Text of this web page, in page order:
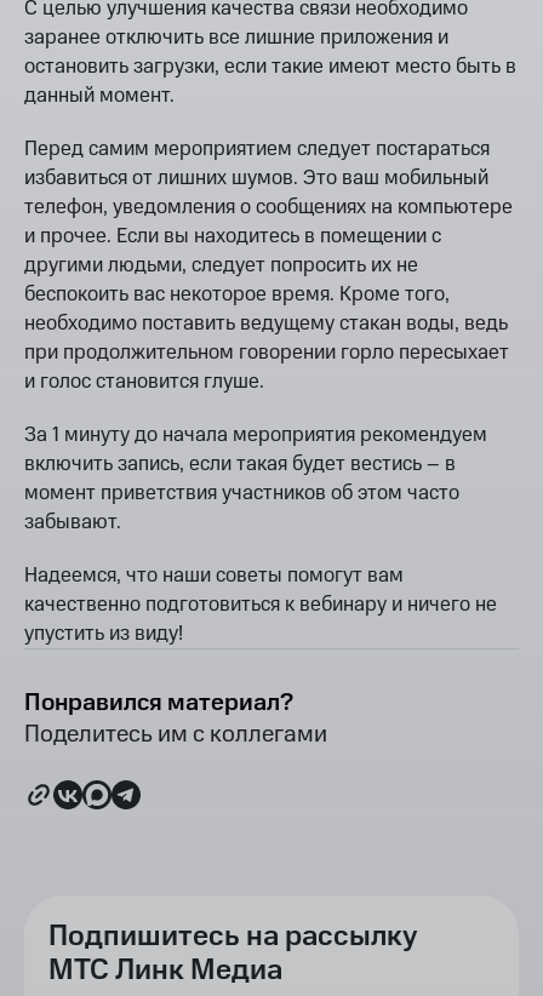
С целью улучшения качества связи необходимо
заранее отключить все лишние приложения и
остановить загрузки, если такие имеют место быть в
данный момент.
Перед самим мероприятием следует постараться
избавиться от лишних шумов. Это ваш мобильный
телефон, уведомления о сообщениях на компьютере
и прочее. Если вы находитесь в помещении с
другими людьми, следует попросить их не
беспокоить вас некоторое время. Кроме того,
необходимо поставить ведущему стакан воды, ведь
при продолжительном говорении горло пересыхает
и голос становится глуше.
За 1 минуту до начала мероприятия рекомендуем
включить запись, если такая будет вестись – в
момент приветствия участников об этом часто
забывают.
Надеемся, что наши советы помогут вам
качественно подготовиться к вебинару и ничего не
упустить из виду!
Понравился материал?
Поделитесь им с коллегами
Подпишитесь на рассылку
МТС Линк Медиа